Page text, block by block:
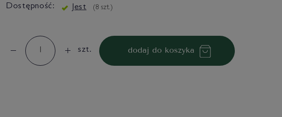
Dostępność:
Jest ( 8 szt.)
szt. dodaj do koszyka